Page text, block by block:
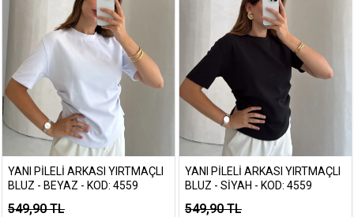
YANI PILELI ARKASI YIRTMAÇLI
BLUZ - BEYAZ - KOD: 4559
549,90 TL
YANI PILELI ARKASI YIRTMAÇLI
BLUZ - SIYAH - KOD: 4559
549,90 TL